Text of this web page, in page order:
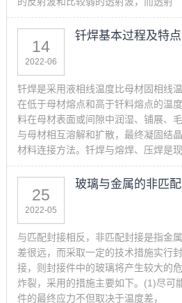
14
2022-06
钎焊基本过程及特点
钎焊是采用液相线温度比母材固相线
在低于母材熔点和高于钎料熔点的温
料在母材表面或间隙中润湿、铺展、
与母材相互溶解和扩散，最终凝固结
材料连接方法。钎焊与熔焊、压焊是现
25
2022-05
玻璃与金属的非匹
与匹配封接相反，非匹配封接是指金
差很远，而采取一定的技术措施实行
接，则封接件中的玻璃将产生较大的
炸裂，采用的措施主要如下。(1)尽可
件的最终应力不但取决于温度差，